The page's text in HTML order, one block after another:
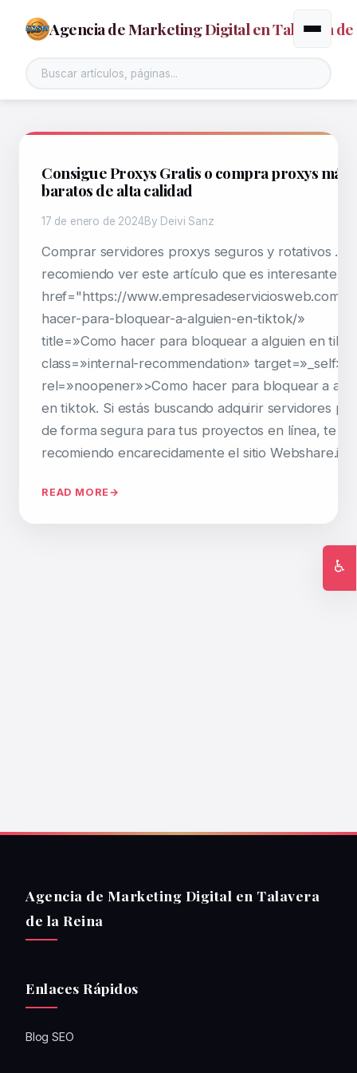
Agencia de Marketing Digital en Talavera de
Buscar en el sitio
Alternar
Consigue Proxys Gratis o compra proxys más
baratos de alta calidad
17 de enero de 2024By Deivi Sanz
Comprar servidores proxys seguros y rotativos . Te
recomiendo ver este artículo que es interesante:
href="https://www.empresadeserviciosweb.com/
hacer-para-bloquear-a-alguien-en-tiktok/»
title=»Como hacer para bloquear a alguien en
class=»internal-recommendation» target=»_self»
rel=»noopener»>Como hacer para bloquear a
en tiktok. Si estás buscando adquirir servidores
de forma segura para tus proyectos en línea, te
recomiendo encarecidamente el sitio
READ MORE
Agencia de Marketing Digital en Talavera
de la Reina
Enlaces Rápidos
Blog SEO
♿